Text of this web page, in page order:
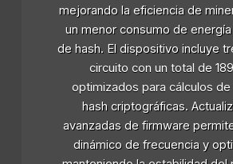
mejorando la eficiencia de
un menor consumo de
de hash. El dispositivo incluye
circuito con un total de
optimizados para cálculos
hash criptográficas.
avanzadas de firmware
dinámico de frecuencia y